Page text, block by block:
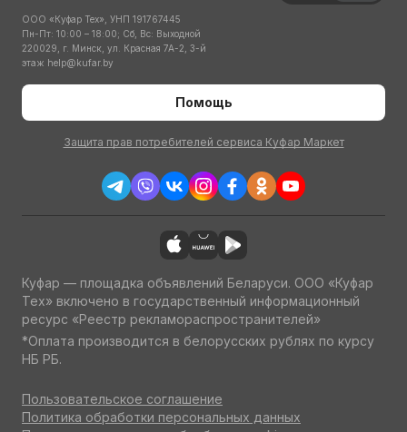
ООО «Куфар Тех», УНП 191767445
Пн-Пт: 10:00 – 18:00; Сб, Вс: Выходной
220029, г. Минск, ул. Красная 7А-2, 3-й
этаж help@kufar.by
Помощь
Защита прав потребителей сервиса Куфар Маркет
Куфар — площадка объявлений Беларуси. ООО «Куфар
Тех» включено в государственный информационный
ресурс «Реестр рекламораспространителей»
*Оплата производится в белорусских рублях по курсу
НБ РБ.
Пользовательское соглашение
Политика обработки персональных данных